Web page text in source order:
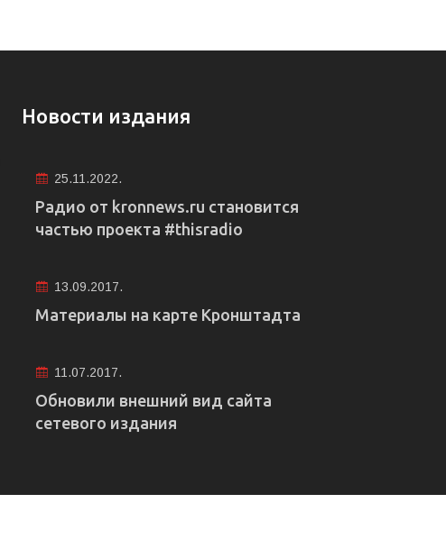
Новости издания
25.11.2022.
Радио от kronnews.ru становится
частью проекта #thisradio
13.09.2017.
Материалы на карте Кронштадта
11.07.2017.
Обновили внешний вид сайта
сетевого издания